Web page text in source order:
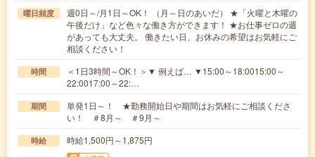
曜日頻度
週0日～/月1日～OK！ （月～日のあいだ） ★「火曜と木曜の
午後だけ」など色々な働き方ができます！ ★お仕事ゼロの週
があっても大丈夫。 働きたい日、お休みの希望はお気軽にご
相談ください！
時間
＜1日3時間～OK！＞▼ 例えば… ▼15:00～18:0015:00～
22:0017:00～22:…
期間
単発1日～！ ★勤務開始日や期間はお気軽にご相談くださ
い！ ＃8月～ ＃9月～
時給 時給1,500円～1,875円